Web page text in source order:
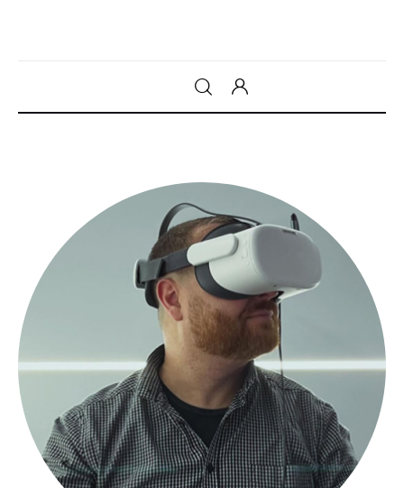
Sicurezza
Intrattenimento
instagramm
threadstwitter-
x
rss